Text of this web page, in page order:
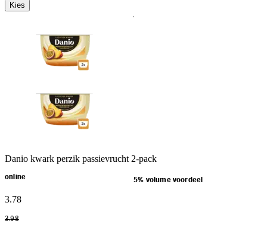
Kies
Danio kwark perzik passievrucht 2-pack
online 5% volume voordeel
3.78
3.98